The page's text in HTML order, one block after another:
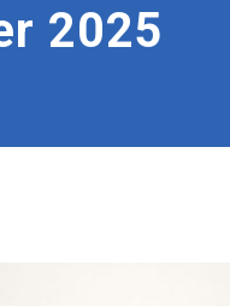
2025